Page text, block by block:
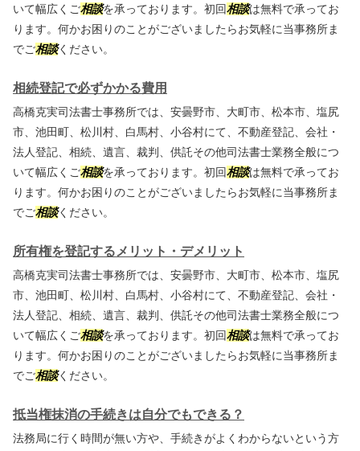
いて幅広くご相談を承っております。初回相談は無料で承ってお
ります。何かお困りのことがございましたらお気軽に当事務所ま
でご相談ください。
相続登記で必ずかかる費用
高橋克実司法書士事務所では、安曇野市、大町市、松本市、塩尻
市、池田町、松川村、白馬村、小谷村にて、不動産登記、会社・
法人登記、相続、遺言、裁判、供託その他司法書士業務全般につ
いて幅広くご相談を承っております。初回相談は無料で承ってお
ります。何かお困りのことがございましたらお気軽に当事務所ま
でご相談ください。
所有権を登記するメリット・デメリット
高橋克実司法書士事務所では、安曇野市、大町市、松本市、塩尻
市、池田町、松川村、白馬村、小谷村にて、不動産登記、会社・
法人登記、相続、遺言、裁判、供託その他司法書士業務全般につ
いて幅広くご相談を承っております。初回相談は無料で承ってお
ります。何かお困りのことがございましたらお気軽に当事務所ま
でご相談ください。
抵当権抹消の手続きは自分でもできる？
法務局に行く時間が無い方や、手続きがよくわからないという方